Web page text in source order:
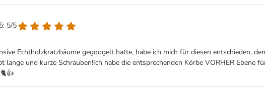
5/5
Echtholzkratzbäume gegoogelt hatte, habe ich mich für diesen entschieden,
und kurze Schrauben!Ich habe die entsprechenden Körbe VORHER